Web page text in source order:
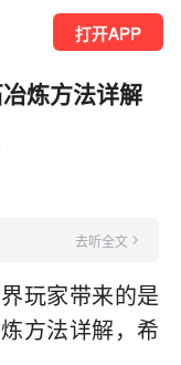
打开APP
炼方法详解
去听全文
玩家带来的是
方法详解，希